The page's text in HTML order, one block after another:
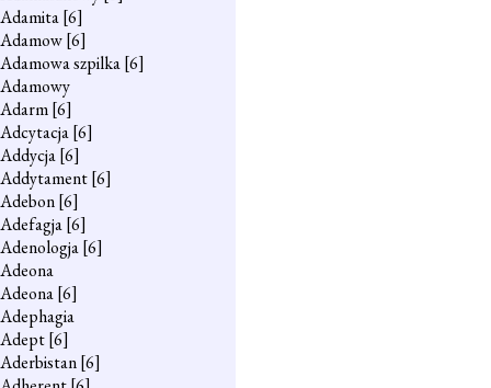
Adamita[6]
Adamow[6]
Adamowa szpilka[6]
Adamowy
Adarm[6]
Adcytacja[6]
Addycja[6]
Addytament[6]
Adebon[6]
Adefagja[6]
Adenologja[6]
Adeona
Adeona[6]
Adephagia
Adept[6]
Aderbistan[6]